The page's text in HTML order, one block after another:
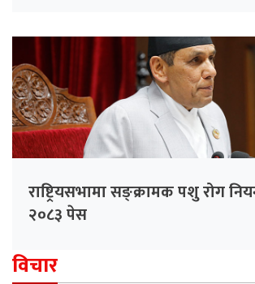
राष्ट्रियसभामा सङ्क्रामक पशु रोग
२०८३ पेस
विचार